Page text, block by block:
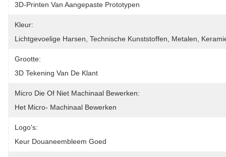
3D-Printen Van Aangepaste Prototypen
Kleur:
Lichtgevoelige Harsen, Technische Kunststoffen, Metalen,
Grootte:
3D Tekening Van De Klant
Micro Die Of Niet Machinaal Bewerken:
Het Micro- Machinaal Bewerken
Logo's:
Keur Douaneembleem Goed